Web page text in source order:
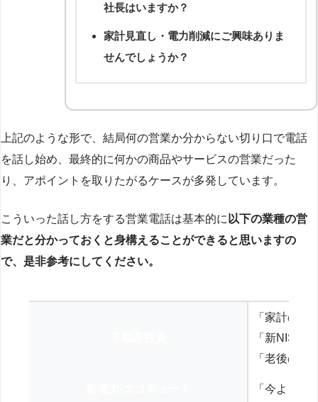
社長はいますか？
家計見直し・電力削減にご興味ありま
せんでしょうか？
上記のような形で、結局何の営業か分からない切り口で電話
を話し始め、最終的に何かの商品やサービスの営業だった
り、アポイントを取りたがるケースが多発しています。
こういった話し方をする営業電話は基本的に 以下の業種の営
業だと分かっておくと身構えることができると思いますの
で、是非参考にしてください。
「家計の見
「新NISA
「老後の
「今より